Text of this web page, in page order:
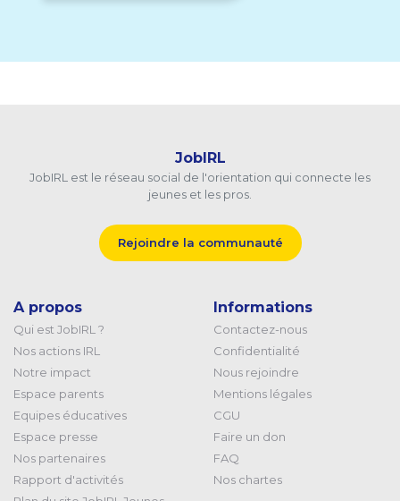
JobIRL
JobIRL est le réseau social de l'orientation qui connecte les
jeunes et les pros.
Rejoindre la communauté
A propos
Qui est JobIRL ?
Nos actions IRL
Notre impact
Espace parents
Equipes éducatives
Espace presse
Nos partenaires
Rapport d'activités
Informations
Contactez-nous
Confidentialité
Nous rejoindre
Mentions légales
CGU
Faire un don
FAQ
Nos chartes